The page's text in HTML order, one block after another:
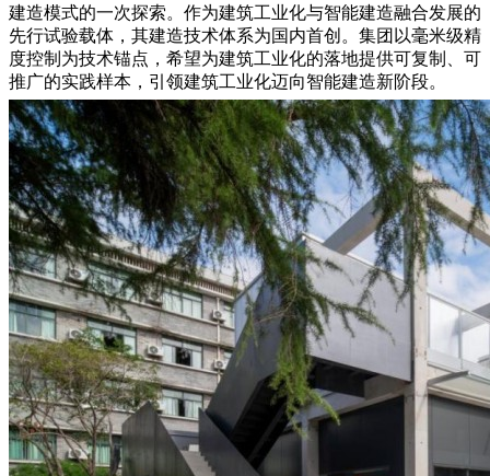
建造模式的一次探索。作为建筑工业化与智能建造融合发展的
先行试验载体，其建造技术体系为国内首创。集团以毫米级精
度控制为技术锚点，希望为建筑工业化的落地提供可复制、可
推广的实践样本，引领建筑工业化迈向智能建造新阶段。